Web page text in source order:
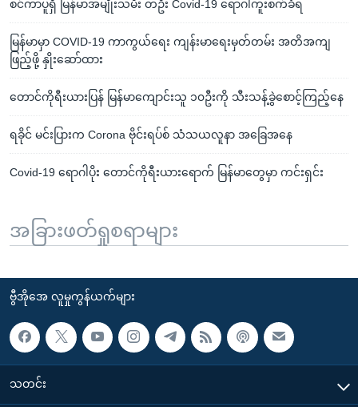
စင်ကာပူရှိ မြန်မာအမျိုးသမီး တဦး Covid-19 ရောဂါကူးစက်ခံရ
မြန်မာမှာ COVID-19 ကာကွယ်ရေး ကျန်းမာရေးမှတ်တမ်း အတိအကျ
ဖြည့်ဖို့ နှိုးဆော်ထား
တောင်ကိုရီးယားပြန် မြန်မာကျောင်းသူ ၁၀ဦးကို သီးသန့်ခွဲစောင့်ကြည့်နေ
ရခိုင် မင်းပြားက Corona ဗိုင်းရပ်စ် သံသယလူနာ အခြေအနေ
Covid-19 ရောဂါပိုး တောင်ကိုရီးယားရောက် မြန်မာတွေမှာ ကင်းရှင်း
အခြားဖတ်ရှုစရာများ
ဗွီအိုအေ လူမှုကွန်ယက်များ
သတင်း